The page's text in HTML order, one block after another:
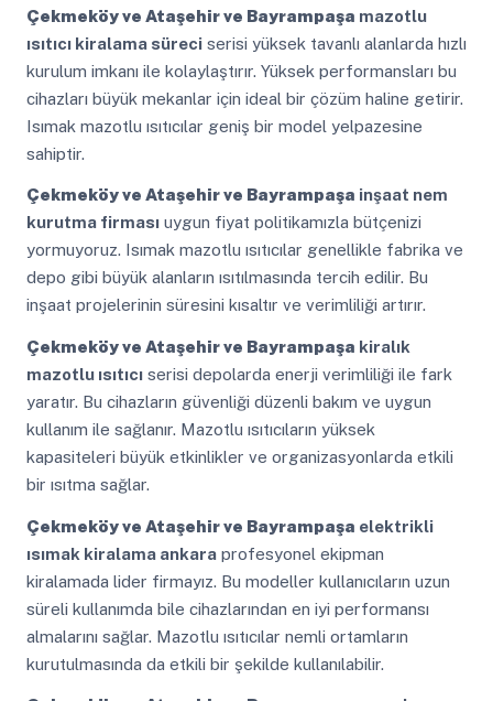
Çekmeköy ve Ataşehir ve Bayrampaşa mazotlu
ısıtıcı kiralama süreciserisi yüksek tavanlı alanlarda hızlı
kurulum imkanı ile kolaylaştırır. Yüksek performansları bu
cihazları büyük mekanlar için ideal bir çözüm haline getirir.
Isımak mazotlu ısıtıcılar geniş bir model yelpazesine
sahiptir.
Çekmeköy ve Ataşehir ve Bayrampaşa inşaat nem
kurutma firmasıuygun fiyat politikamızla bütçenizi
yormuyoruz. Isımak mazotlu ısıtıcılar genellikle fabrika ve
depo gibi büyük alanların ısıtılmasında tercih edilir. Bu
inşaat projelerinin süresini kısaltır ve verimliliği artırır.
Çekmeköy ve Ataşehir ve Bayrampaşa kiralık
mazotlu ısıtıcıserisi depolarda enerji verimliliği ile fark
yaratır. Bu cihazların güvenliği düzenli bakım ve uygun
kullanım ile sağlanır. Mazotlu ısıtıcıların yüksek
kapasiteleri büyük etkinlikler ve organizasyonlarda etkili
bir ısıtma sağlar.
Çekmeköy ve Ataşehir ve Bayrampaşa elektrikli
ısımak kiralama ankaraprofesyonel ekipman
kiralamada lider firmayız. Bu modeller kullanıcıların uzun
süreli kullanımda bile cihazlarından en iyi performansı
almalarını sağlar. Mazotlu ısıtıcılar nemli ortamların
kurutulmasında da etkili bir şekilde kullanılabilir.